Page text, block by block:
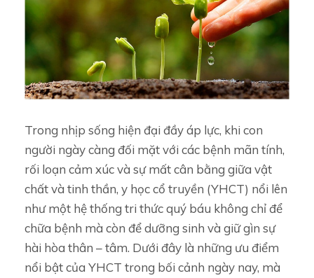
Trong nhịp sống hiện đại đầy áp lực, khi con
người ngày càng đối mặt với các bệnh mãn tính,
rối loạn cảm xúc và sự mất cân bằng giữa vật
chất và tinh thần, y học cổ truyền (YHCT) nổi lên
như một hệ thống tri thức quý báu không chỉ để
chữa bệnh mà còn để dưỡng sinh và giữ gìn sự
hài hòa thân – tâm. Dưới đây là những ưu điểm
nổi bật của YHCT trong bối cảnh ngày nay, mà